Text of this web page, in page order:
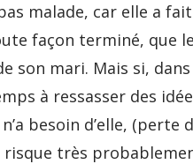
malade, car elle a
façon terminé, que
son mari. Mais si,
à ressasser des
besoin d’elle, (perte
risque très